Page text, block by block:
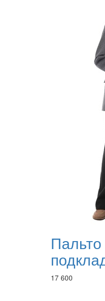
17 600